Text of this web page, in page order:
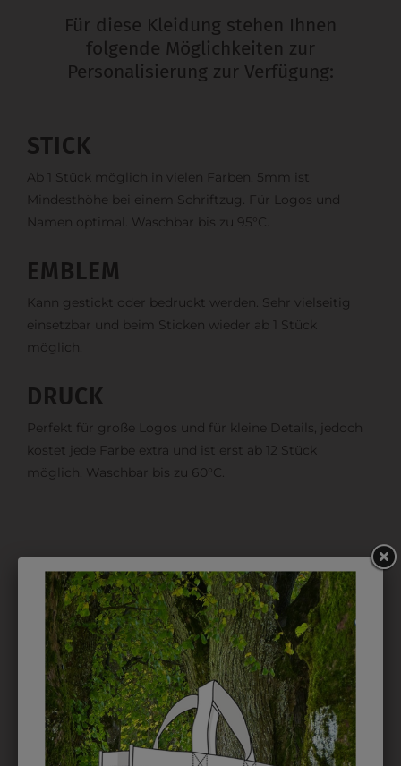
Für diese Kleidung stehen Ihnen
folgende Möglichkeiten zur
Personalisierung zur Verfügung:
STICK
Ab 1 Stück möglich in vielen Farben. 5mm ist
Mindesthöhe bei einem Schriftzug. Für Logos und
Namen optimal. Waschbar bis zu 95°C.
EMBLEM
Kann gestickt oder bedruckt werden. Sehr vielseitig
einsetzbar und beim Sticken wieder ab 1 Stück
möglich.
DRUCK
Perfekt für große Logos und für kleine Details, jedoch
kostet jede Farbe extra und ist erst ab 12 Stück
möglich. Waschbar bis zu 60°C.
DAS KÖNNTE IHNEN
AUCH GEFALLEN